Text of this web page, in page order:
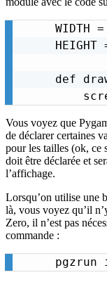
WIDTH
HEIGHT
def
Vous voyez que
de déclarer certaines
pour les tailles (ok, ce
doit être déclarée et
l’affichage.
Lorsqu’on utilise une
là, vous voyez qu’il
Zero, il n’est pas
commande :
pgzrun